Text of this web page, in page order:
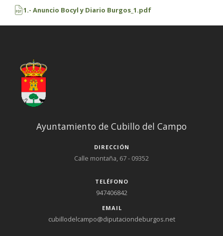
1.- Anuncio Bocyl y Diario Burgos_1.pdf
Ayuntamiento de Cubillo del Campo
DIRECCIÓN
Calle montaña, 67 - 09352
TELÉFONO
947406842
EMAIL
cubillodelcampo@diputaciondeburgos.net